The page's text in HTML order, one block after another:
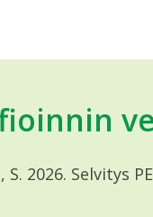
S. 2026. Selvitys